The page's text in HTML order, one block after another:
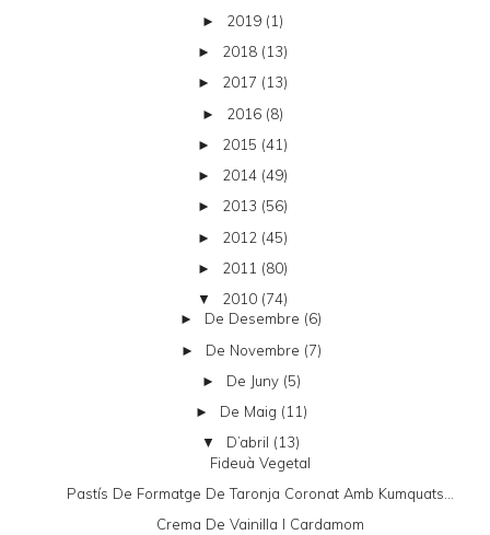
► 2019 (1)
► 2018 (13)
► 2017 (13)
► 2016 (8)
► 2015 (41)
► 2014 (49)
► 2013 (56)
► 2012 (45)
► 2011 (80)
▼ 2010 (74)
► De Desembre (6)
► De Novembre (7)
► De Juny (5)
► De Maig (11)
▼ D’abril (13)
Fideuà Vegetal
Pastís De Formatge De Taronja Coronat Amb Kumquats...
Crema De Vainilla I Cardamom